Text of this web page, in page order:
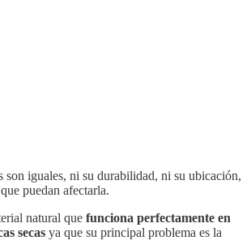
son iguales, ni su durabilidad, ni su ubicación,
puedan afectarla.
natural que funciona perfectamente en
secas ya que su principal problema es la